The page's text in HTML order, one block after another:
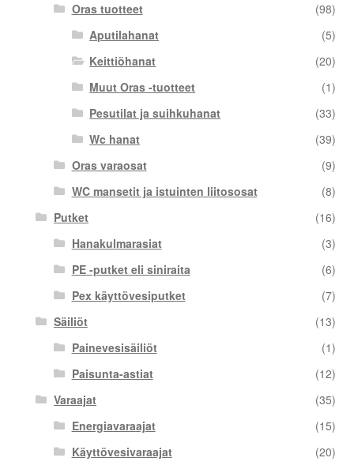
Oras tuotteet
(98)
Aputilahanat
(5)
Keittiöhanat
(20)
Muut Oras -tuotteet
(1)
Pesutilat ja suihkuhanat
(33)
Wc hanat
(39)
Oras varaosat
(9)
WC mansetit ja istuinten liitososat
(8)
Putket
(16)
Hanakulmarasiat
(3)
PE -putket eli siniraita
(6)
Pex käyttövesiputket
(7)
Säiliöt
(13)
Painevesisäiliöt
(1)
Paisunta-astiat
(12)
Varaajat
(35)
Energiavaraajat
(15)
Käyttövesivaraajat
(20)